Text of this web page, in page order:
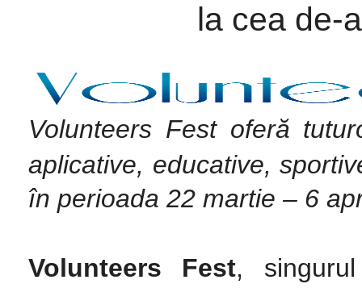
la cea de-
Volunteers Fest oferă
aplicative, educative,
în perioada 22 martie – 6
Volunteers Fest,